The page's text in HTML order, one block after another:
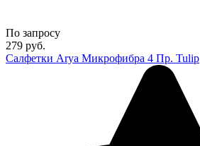
По запросу
279 руб.
Салфетки Arya Микрофибра 4 Пр. Tulip